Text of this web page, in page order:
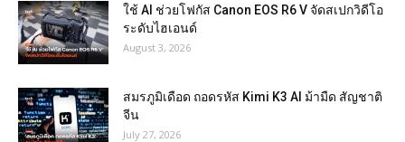
ใช้ AI ช่วยโฟกัส Canon EOS R6 V จัดสเปกวิดีโอ
ระดับไฮเอนด์
August 3, 2026
สมรภูมิเดือด ถอดรหัส Kimi K3 AI ม้ามืด สัญชาติ
จีน
July 27, 2026